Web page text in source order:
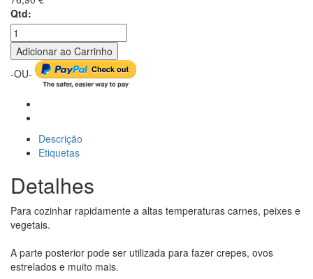
Qtd:
Adicionar ao Carrinho
-OU-
Descrição
Etiquetas
Detalhes
Para cozinhar rapidamente a altas temperaturas carnes, peixes e
vegetais.
A parte posterior pode ser utilizada para fazer crepes, ovos
estrelados e muito mais.